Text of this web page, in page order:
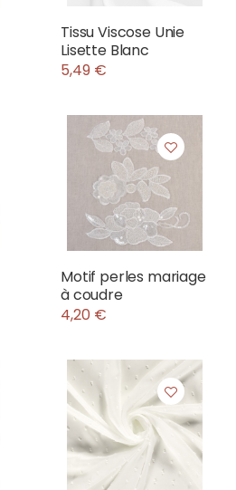
Tissu Viscose Unie
Lisette Blanc
5,49 €
Motif perles mariage
à coudre
4,20 €